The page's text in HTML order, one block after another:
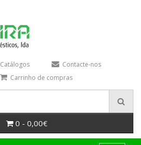
Catálogos
Contacte-nos
Carrinho de compras
0 - 0,00€